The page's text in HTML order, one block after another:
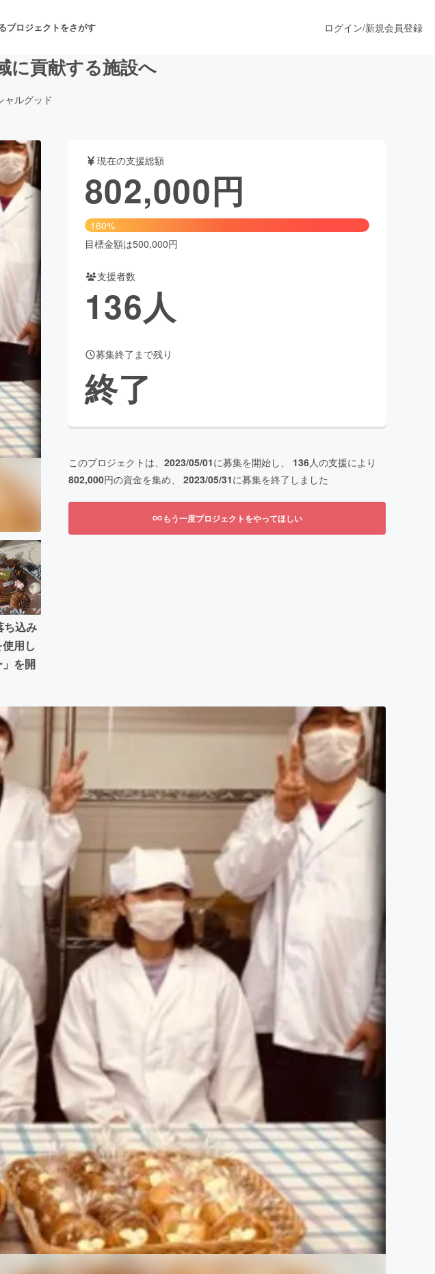
プロジェクトをさがす
舞台・パフォーマンス
フード・飲食店 ファッション
ビューティー・ヘルスケア
yaコミュニティ
ログイン/新規会員登録
に貢献する施設へ
ャルグッド
ち込み
用し
を開
現在の支援総額
802,000円
160%
目標金額は500,000円
支援者数
136人
募集終了まで残り
終了
このプロジェクトは、 2023/05/01に募集を開始し、 136人の支援により
802,000円の資金を集め、 2023/05/31に募集を終了しました
もう一度プロジェクトをやってほしい